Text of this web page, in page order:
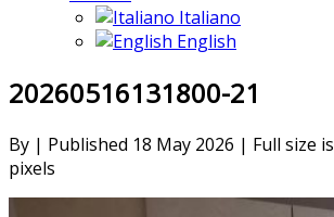
Italiano
English
20260516131800-21
By | Published 18 May 2026 | Full size is
pixels